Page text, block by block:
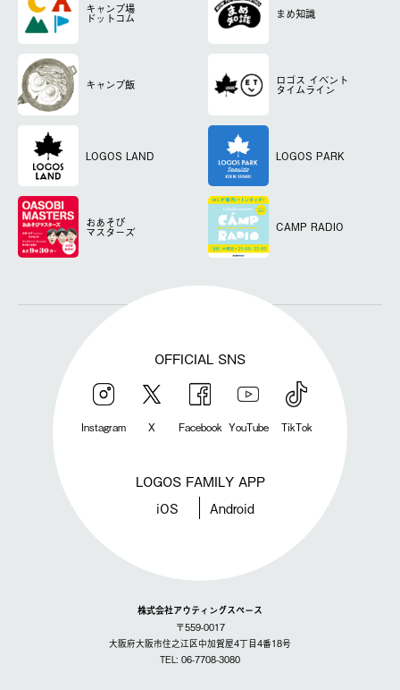
キャンプ場
ドットコム まめ知識
キャンプ飯 ロゴス イベント
タイムライン
LOGOS LAND LOGOS PARK
おあそび
マスターズ CAMP RADIO
OFFICIAL SNS
Instagram X Facebook YouTube TikTok
LOGOS FAMILY APP
iOS Android
株式会社アウティングスペース
〒559-0017
大阪府大阪市住之江区中加賀屋4丁目4番18号
TEL: 06-7708-3080